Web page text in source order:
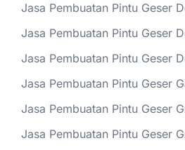
Jasa Pembuatan Pintu Geser
Jasa Pembuatan Pintu Geser
Jasa Pembuatan Pintu Geser
Jasa Pembuatan Pintu Geser
Jasa Pembuatan Pintu Geser
Jasa Pembuatan Pintu Geser